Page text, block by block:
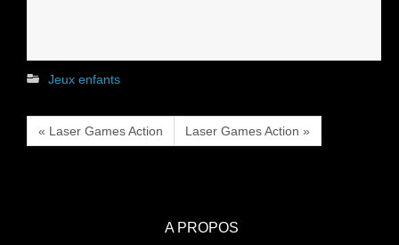
Jeux enfants
« Laser Games Action Laser Games Action »
A PROPOS